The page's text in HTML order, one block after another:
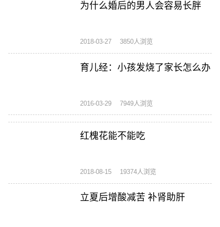
为什么婚后的男人会容易长胖
2018-03-27 3850人浏览
育儿经：小孩发烧了家长怎么办
2016-03-29 7949人浏览
红槐花能不能吃
2018-08-15 19374人浏览
立夏后增酸减苦 补肾助肝